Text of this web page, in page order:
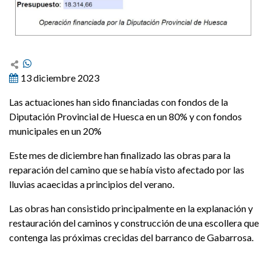
13 diciembre 2023
Las actuaciones han sido financiadas con fondos de la
Diputación Provincial de Huesca en un 80% y con fondos
municipales en un 20%
Este mes de diciembre han finalizado las obras para la
reparación del camino que se había visto afectado por las
lluvias acaecidas a principios del verano.
Las obras han consistido principalmente en la explanación y
restauración del caminos y construcción de una escollera que
contenga las próximas crecidas del barranco de Gabarrosa.